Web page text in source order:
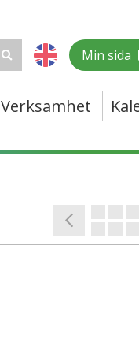
Min sida
Verksamhet